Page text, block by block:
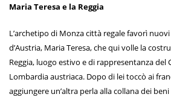
Maria Teresa e la Reggia
L’archetipo di Monza città regale favorì
d’Austria, Maria Teresa, che qui volle la
Reggia, luogo estivo e di rappresentanza del
Lombardia austriaca. Dopo di lei toccò ai
aggiungere un’altra perla alla collana dei